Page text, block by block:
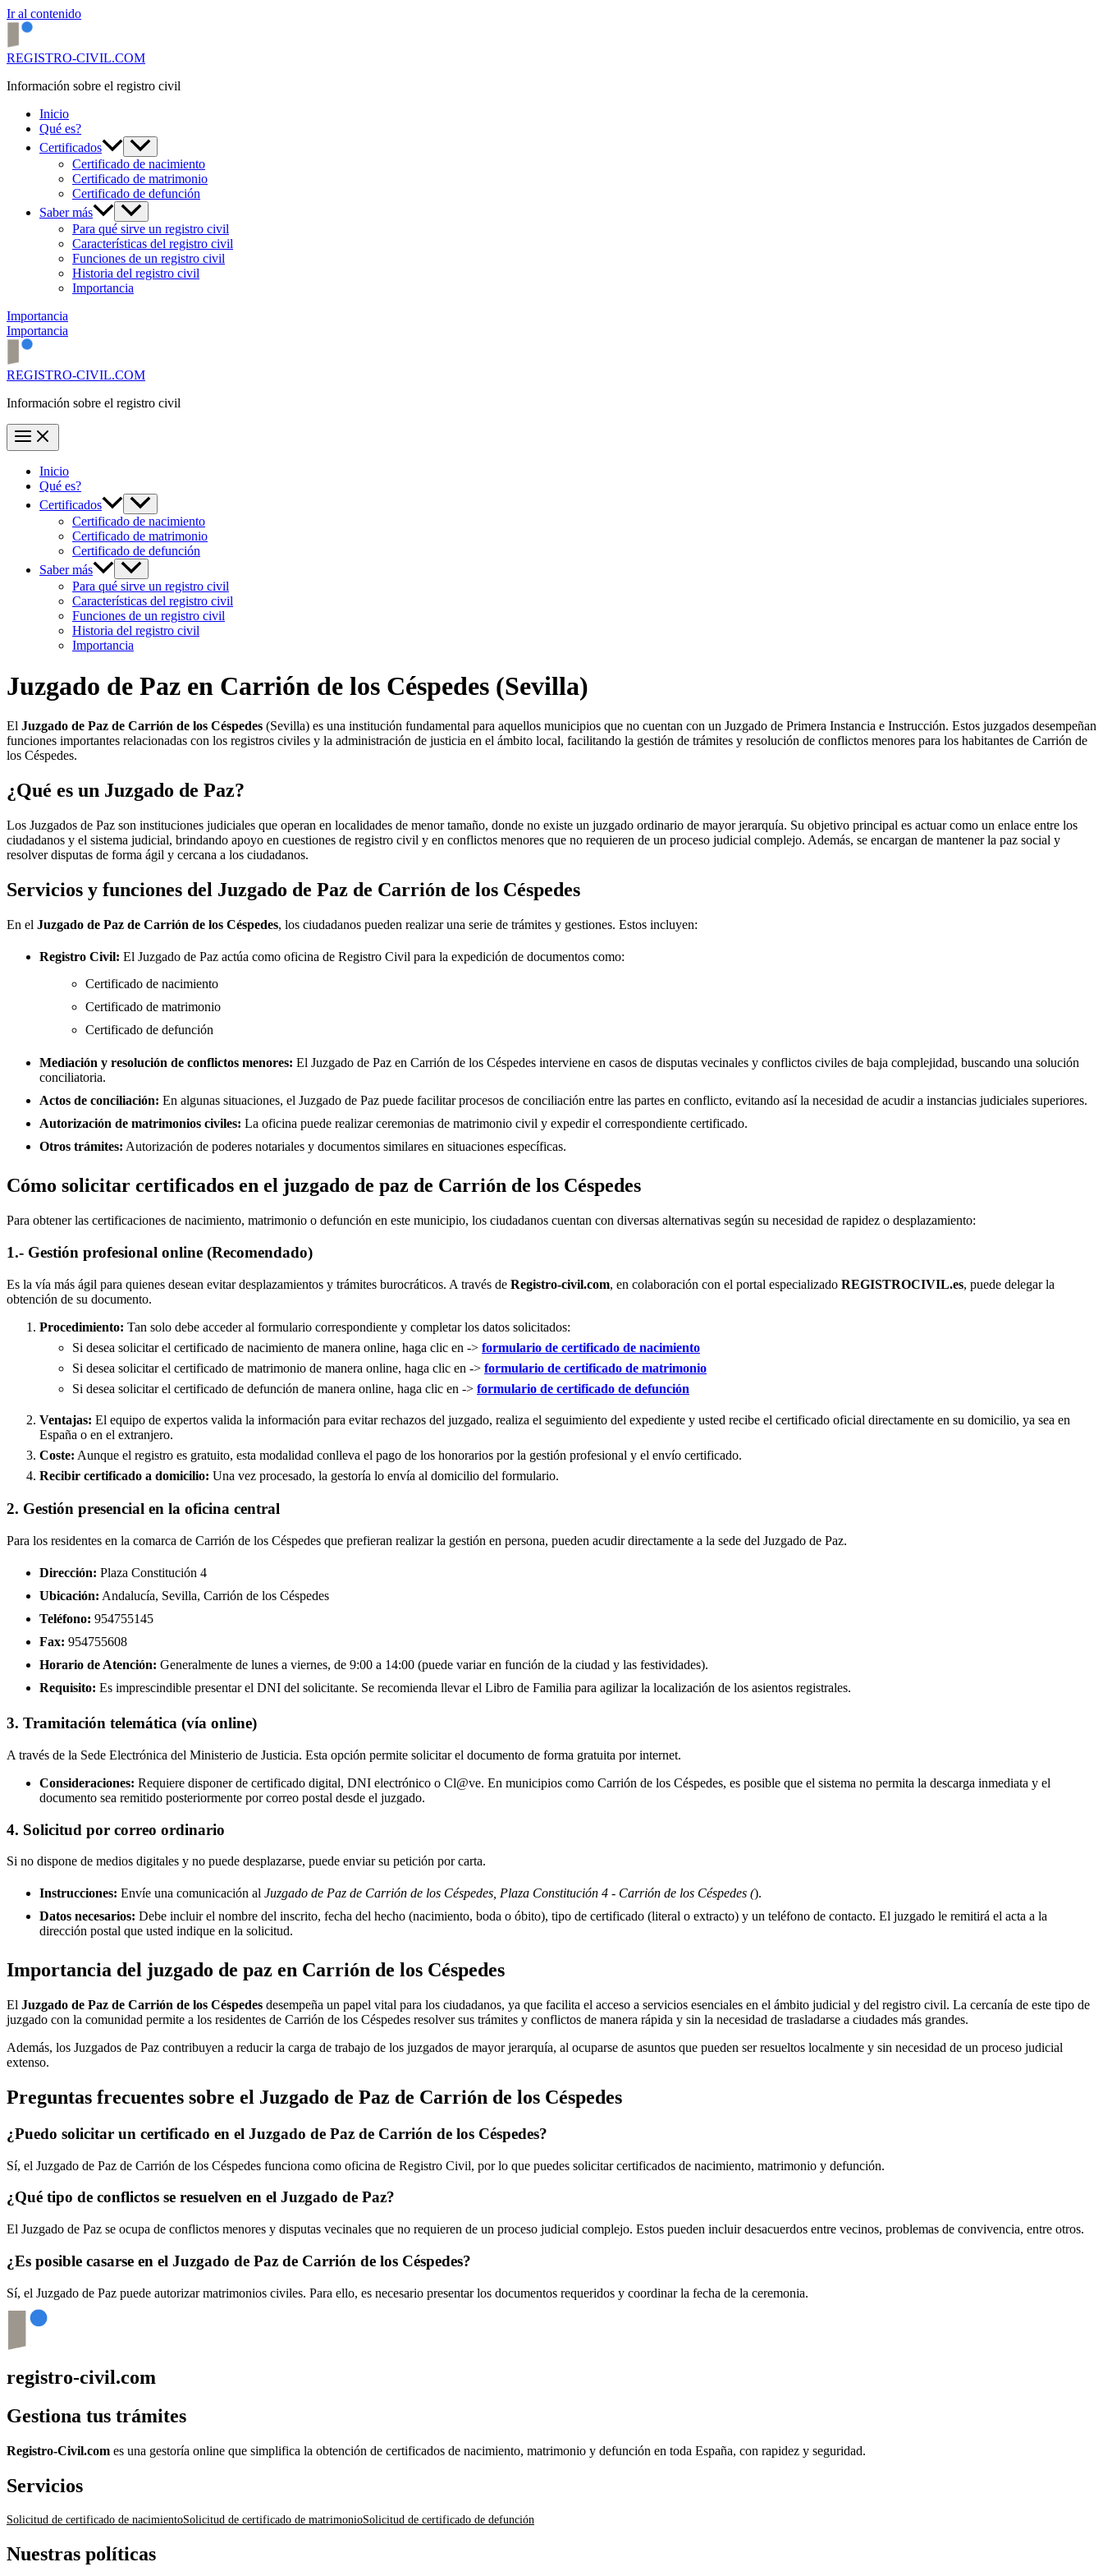
Ir al contenido
REGISTRO-CIVIL.COM
Información sobre el registro civil
Inicio
Qué es?
Certificados
Certificado de nacimiento
Certificado de matrimonio
Certificado de defunción
Saber más
Para qué sirve un registro civil
Características del registro civil
Funciones de un registro civil
Historia del registro civil
Importancia
Importancia
Importancia
REGISTRO-CIVIL.COM
Información sobre el registro civil
Inicio
Qué es?
Certificados
Certificado de nacimiento
Certificado de matrimonio
Certificado de defunción
Saber más
Para qué sirve un registro civil
Características del registro civil
Funciones de un registro civil
Historia del registro civil
Importancia
Juzgado de Paz en Carrión de los Céspedes (Sevilla)
El Juzgado de Paz de Carrión de los Céspedes (Sevilla) es una institución fundamental para aquellos municipios que no cuentan con un Juzgado de Primera Instancia e Instrucción. Estos juzgados desempeñan
funciones importantes relacionadas con los registros civiles y la administración de justicia en el ámbito local, facilitando la gestión de trámites y resolución de conflictos menores para los habitantes de Carrión de
los Céspedes.
¿Qué es un Juzgado de Paz?
Los Juzgados de Paz son instituciones judiciales que operan en localidades de menor tamaño, donde no existe un juzgado ordinario de mayor jerarquía. Su objetivo principal es actuar como un enlace entre los
ciudadanos y el sistema judicial, brindando apoyo en cuestiones de registro civil y en conflictos menores que no requieren de un proceso judicial complejo. Además, se encargan de mantener la paz social y
resolver disputas de forma ágil y cercana a los ciudadanos.
Servicios y funciones del Juzgado de Paz de Carrión de los Céspedes
En el Juzgado de Paz de Carrión de los Céspedes, los ciudadanos pueden realizar una serie de trámites y gestiones. Estos incluyen:
Registro Civil: El Juzgado de Paz actúa como oficina de Registro Civil para la expedición de documentos como:
Certificado de nacimiento
Certificado de matrimonio
Certificado de defunción
Mediación y resolución de conflictos menores: El Juzgado de Paz en Carrión de los Céspedes interviene en casos de disputas vecinales y conflictos civiles de baja complejidad, buscando una solución
conciliatoria.
Actos de conciliación: En algunas situaciones, el Juzgado de Paz puede facilitar procesos de conciliación entre las partes en conflicto, evitando así la necesidad de acudir a instancias judiciales superiores.
Autorización de matrimonios civiles: La oficina puede realizar ceremonias de matrimonio civil y expedir el correspondiente certificado.
Otros trámites: Autorización de poderes notariales y documentos similares en situaciones específicas.
Cómo solicitar certificados en el juzgado de paz de Carrión de los Céspedes
Para obtener las certificaciones de nacimiento, matrimonio o defunción en este municipio, los ciudadanos cuentan con diversas alternativas según su necesidad de rapidez o desplazamiento:
1.- Gestión profesional online (Recomendado)
Es la vía más ágil para quienes desean evitar desplazamientos y trámites burocráticos. A través de Registro-civil.com, en colaboración con el portal especializado REGISTROCIVIL.es, puede delegar la
obtención de su documento.
Procedimiento: Tan solo debe acceder al formulario correspondiente y completar los datos solicitados:
Si desea solicitar el certificado de nacimiento de manera online, haga clic en -> formulario de certificado de nacimiento
Si desea solicitar el certificado de matrimonio de manera online, haga clic en -> formulario de certificado de matrimonio
Si desea solicitar el certificado de defunción de manera online, haga clic en -> formulario de certificado de defunción
Ventajas: El equipo de expertos valida la información para evitar rechazos del juzgado, realiza el seguimiento del expediente y usted recibe el certificado oficial directamente en su domicilio, ya sea en
España o en el extranjero.
Coste: Aunque el registro es gratuito, esta modalidad conlleva el pago de los honorarios por la gestión profesional y el envío certificado.
Recibir certificado a domicilio: Una vez procesado, la gestoría lo envía al domicilio del formulario.
2. Gestión presencial en la oficina central
Para los residentes en la comarca de Carrión de los Céspedes que prefieran realizar la gestión en persona, pueden acudir directamente a la sede del Juzgado de Paz.
Dirección: Plaza Constitución 4
Ubicación: Andalucía, Sevilla, Carrión de los Céspedes
Teléfono: 954755145
Fax: 954755608
Horario de Atención: Generalmente de lunes a viernes, de 9:00 a 14:00 (puede variar en función de la ciudad y las festividades).
Requisito: Es imprescindible presentar el DNI del solicitante. Se recomienda llevar el Libro de Familia para agilizar la localización de los asientos registrales.
3. Tramitación telemática (vía online)
A través de la Sede Electrónica del Ministerio de Justicia. Esta opción permite solicitar el documento de forma gratuita por internet.
Consideraciones: Requiere disponer de certificado digital, DNI electrónico o Cl@ve. En municipios como Carrión de los Céspedes, es posible que el sistema no permita la descarga inmediata y el
documento sea remitido posteriormente por correo postal desde el juzgado.
4. Solicitud por correo ordinario
Si no dispone de medios digitales y no puede desplazarse, puede enviar su petición por carta.
Instrucciones: Envíe una comunicación al Juzgado de Paz de Carrión de los Céspedes, Plaza Constitución 4 - Carrión de los Céspedes ().
Datos necesarios: Debe incluir el nombre del inscrito, fecha del hecho (nacimiento, boda o óbito), tipo de certificado (literal o extracto) y un teléfono de contacto. El juzgado le remitirá el acta a la
dirección postal que usted indique en la solicitud.
Importancia del juzgado de paz en Carrión de los Céspedes
El Juzgado de Paz de Carrión de los Céspedes desempeña un papel vital para los ciudadanos, ya que facilita el acceso a servicios esenciales en el ámbito judicial y del registro civil. La cercanía de este tipo de
juzgado con la comunidad permite a los residentes de Carrión de los Céspedes resolver sus trámites y conflictos de manera rápida y sin la necesidad de trasladarse a ciudades más grandes.
Además, los Juzgados de Paz contribuyen a reducir la carga de trabajo de los juzgados de mayor jerarquía, al ocuparse de asuntos que pueden ser resueltos localmente y sin necesidad de un proceso judicial
extenso.
Preguntas frecuentes sobre el Juzgado de Paz de Carrión de los Céspedes
¿Puedo solicitar un certificado en el Juzgado de Paz de Carrión de los Céspedes?
Sí, el Juzgado de Paz de Carrión de los Céspedes funciona como oficina de Registro Civil, por lo que puedes solicitar certificados de nacimiento, matrimonio y defunción.
¿Qué tipo de conflictos se resuelven en el Juzgado de Paz?
El Juzgado de Paz se ocupa de conflictos menores y disputas vecinales que no requieren de un proceso judicial complejo. Estos pueden incluir desacuerdos entre vecinos, problemas de convivencia, entre otros.
¿Es posible casarse en el Juzgado de Paz de Carrión de los Céspedes?
Sí, el Juzgado de Paz puede autorizar matrimonios civiles. Para ello, es necesario presentar los documentos requeridos y coordinar la fecha de la ceremonia.
registro-civil.com
Gestiona tus trámites
Registro-Civil.com es una gestoría online que simplifica la obtención de certificados de nacimiento, matrimonio y defunción en toda España, con rapidez y seguridad.
Servicios
Solicitud de certificado de nacimientoSolicitud de certificado de matrimonioSolicitud de certificado de defunción
Nuestras políticas